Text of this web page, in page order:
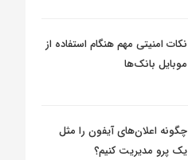
نکات امنیتی مهم هنگام استفاده از
موبایل بانک‌ها
چگونه اعلان‌های آیفون را مثل
یک پرو مدیریت کنیم؟